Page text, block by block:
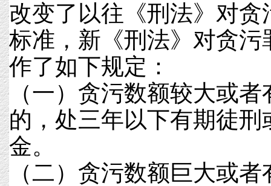
改变了以往《刑法》对
标准，新《刑法》对贪污
作了如下规定：
（一）贪污数额较大或
的，处三年以下有期徒
金。
（二）贪污数额巨大或